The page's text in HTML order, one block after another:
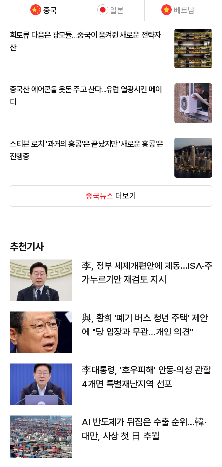
중국 일본 베트남
희토류 다음은 광모듈…중국이 움켜쥔 새로운 전략자
산
중국산 에어콘을 웃돈 주고 산다...유럽 열광시킨 메이
디
스티븐 로치 '과거의 홍콩'은 끝났지만 '새로운 홍콩'은
진행중
중국뉴스 더보기
추천기사
李, 정부 세제개편안에 제동…ISA·주
가누르기안 재검토 지시
與, 황희 '폐기 버스 청년 주택' 제안
에 "당 입장과 무관…개인 의견"
李대통령, '호우피해' 안동·의성 관할
4개면 특별재난지역 선포
AI 반도체가 뒤집은 수출 순위…韓·
대만, 사상 첫 日 추월